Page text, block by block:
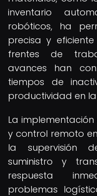
inventario
robóticos, ha
precisa y
frentes de
avances han
tiempos de
productividad en
La
y control remoto
la supervisión
suministro y
respuesta
problemas